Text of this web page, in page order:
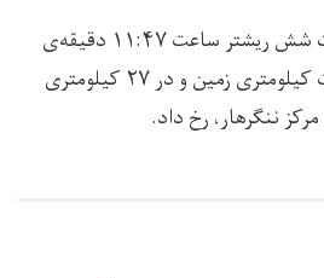
زمین‌لرزه‌ی نخست با قدرت شش ریشتر ساعت ۱۱:۴۷ دقیقه‌ی
شب گذشته در عمق هشت کیلومتری زمین و در ۲۷ کیلومتری
ننگرهار، رخ داد.